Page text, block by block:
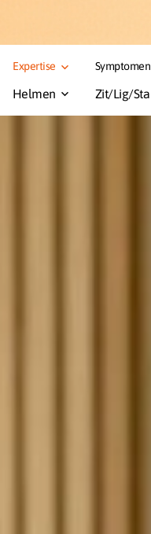
Expertise Symptomen
Helmen Zit/Lig/Sta